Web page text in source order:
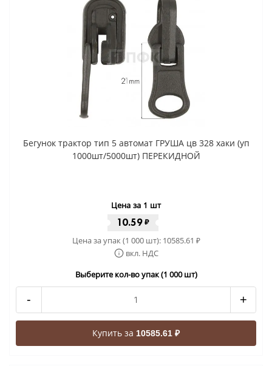
Бегунок трактор тип 5 автомат ГРУША цв 328 хаки (уп
1000шт/5000шт) ПЕРЕКИДНОЙ
Цена за 1 шт
10.59₽
Цена за упак (1 000 шт): 10585.61 ₽
вкл. НДС
Выберите кол-во упак (1 000 шт)
- +
Купить за 10585.61 ₽